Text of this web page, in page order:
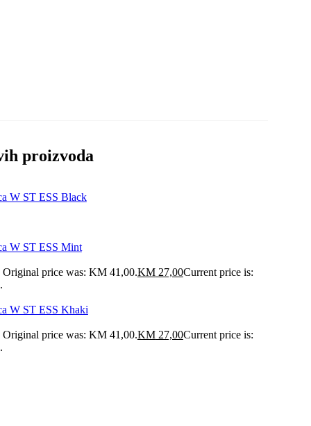
proizvoda
W ST ESS Black
W ST ESS Mint
Original price was: KM 41,00.KM27,00Current price is:
W ST ESS Khaki
Original price was: KM 41,00.KM27,00Current price is: